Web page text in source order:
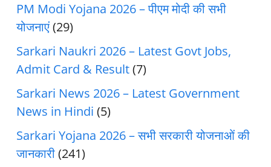
PM Modi Yojana 2026 – पीएम मोदी की सभी
योजनाएं(29)
Sarkari Naukri 2026 – Latest Govt Jobs,
Admit Card & Result(7)
Sarkari News 2026 – Latest Government
News in Hindi (5)
Sarkari Yojana 2026 – सभी सरकारी योजनाओं की
जानकारी(241)